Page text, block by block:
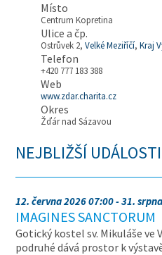
Místo
Centrum Kopretina
Ulice a čp.
Ostrůvek 2,Velké Meziříčí,Kraj
Telefon
+420 777 183 388
Web
www.zdar.charita.cz
Okres
Žďár nad Sázavou
NEJBLIŽŠÍ UDÁLOSTI
12. června 2026 07:00 - 31.
IMAGINES SANCTORUM
Gotický kostel sv. Mikuláše ve
podruhé dává prostor k